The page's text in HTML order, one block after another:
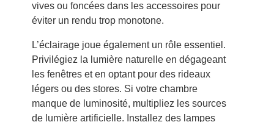
vives ou foncées dans les accessoires pour
éviter un rendu trop monotone.
L’éclairage joue également un rôle essentiel.
Privilégiez la lumière naturelle en dégageant
les fenêtres et en optant pour des rideaux
légers ou des stores. Si votre chambre
manque de luminosité, multipliez les sources
de lumière artificielle. Installez des lampes